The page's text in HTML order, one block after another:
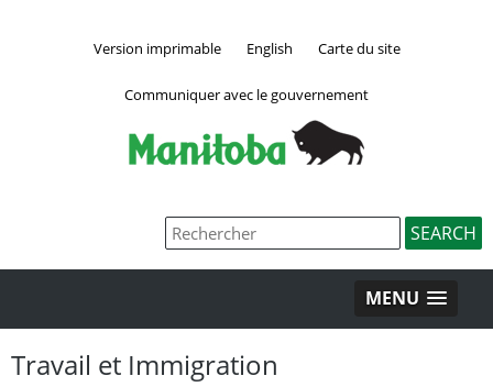
Version imprimable English Carte du site
Communiquer avec le gouvernement
MENU
Travail et Immigration